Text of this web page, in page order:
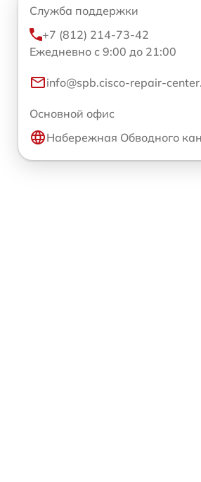
Служба поддержки
+7 (812) 214-73-42
Ежедневно с 9:00 до 21:00
info@spb.cisco-repair-
Основной офис
Набережная Обводного